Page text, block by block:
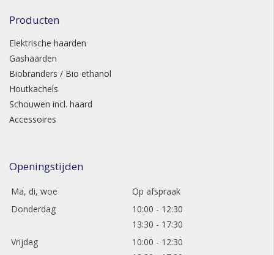
Producten
Elektrische haarden
Gashaarden
Biobranders / Bio ethanol
Houtkachels
Schouwen incl. haard
Accessoires
Openingstijden
Ma, di, woe
Op afspraak
Donderdag
10:00 - 12:30
13:30 - 17:30
Vrijdag
10:00 - 12:30